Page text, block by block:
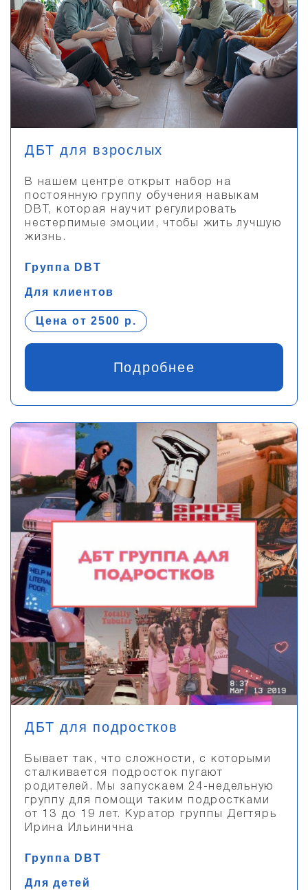
ДБТ для взрослых
В нашем центре открыт набор на
постоянную группу обучения навыкам
DBT, которая научит регулировать
нестерпимые эмоции, чтобы жить лучшую
жизнь.
Группа DBT
Для клиентов
Цена от 2500 р.
Подробнее
ДБТ для подростков
Бывает так, что сложности, с которыми
сталкивается подросток пугают
родителей. Мы запускаем 24-недельную
группу для помощи таким подростками
от 13 до 19 лет. Куратор группы Дегтярь
Ирина Ильинична
Группа DBT
Для детей